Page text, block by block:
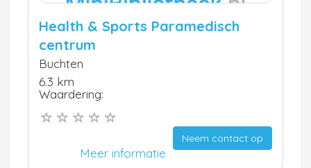
Health & Sports Paramedisch
centrum
Buchten
6.3 km
Waardering:
Neem contact op
Meer informatie